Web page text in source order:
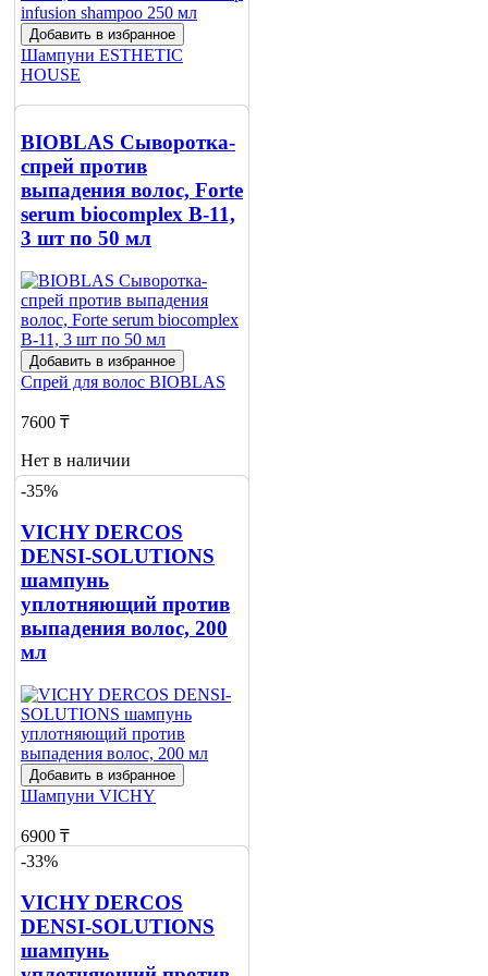
Добавить в избранное
Шампуни ESTHETIC
HOUSE
5135 ₸
Нет в наличии
Сообщить
о наличии
BIOBLAS Сыворотка-
спрей против
выпадения волос, Forte
serum biocomplex B-11,
3 шт по 50 мл
Добавить в избранное
Спрей для волос BIOBLAS
7600 ₸
Нет в наличии
Сообщить
-35%
VICHY DERCOS
DENSI-SOLUTIONS
шампунь
уплотняющий против
выпадения волос, 200
мл
Добавить в избранное
Шампуни VICHY
6900 ₸
Нет в наличии
Сообщить
-33%
VICHY DERCOS
DENSI-SOLUTIONS
шампунь